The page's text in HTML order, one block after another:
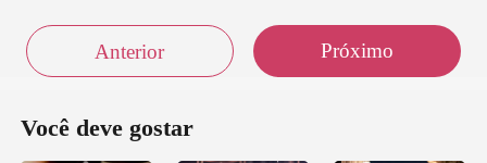
Anterior Próximo
Você deve gostar